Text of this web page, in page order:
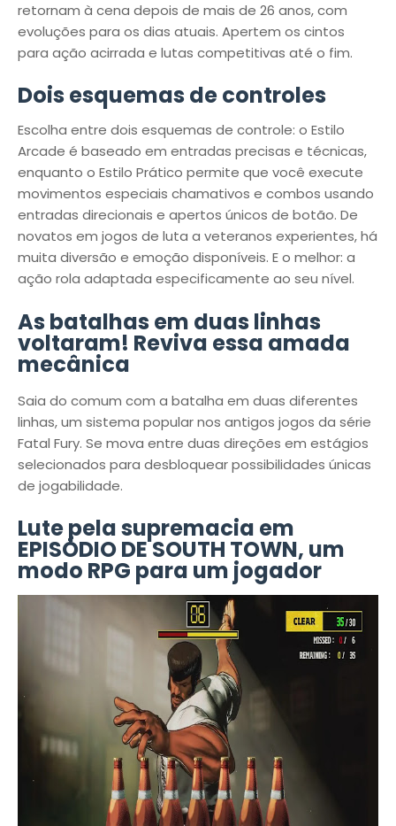
retornam à cena depois de mais de 26 anos, com
evoluções para os dias atuais. Apertem os cintos
para ação acirrada e lutas competitivas até o fim.
Dois esquemas de controles
Escolha entre dois esquemas de controle: o Estilo
Arcade é baseado em entradas precisas e técnicas,
enquanto o Estilo Prático permite que você execute
movimentos especiais chamativos e combos usando
entradas direcionais e apertos únicos de botão. De
novatos em jogos de luta a veteranos experientes, há
muita diversão e emoção disponíveis. E o melhor: a
ação rola adaptada especificamente ao seu nível.
As batalhas em duas linhas
voltaram! Reviva essa amada
mecânica
Saia do comum com a batalha em duas diferentes
linhas, um sistema popular nos antigos jogos da série
Fatal Fury. Se mova entre duas direções em estágios
selecionados para desbloquear possibilidades únicas
de jogabilidade.
Lute pela supremacia em
EPISÓDIO DE SOUTH TOWN, um
modo RPG para um jogador